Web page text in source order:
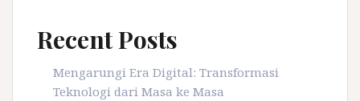
Recent Posts
Mengarungi Era Digital: Transformasi
Teknologi dari Masa ke Masa